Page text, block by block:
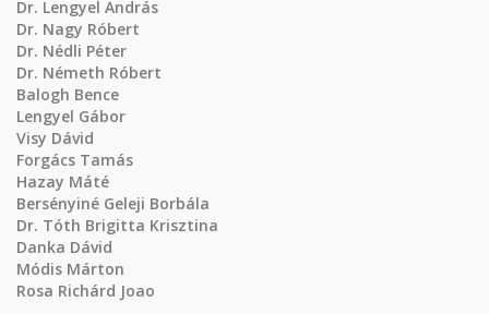
Dr. Lengyel András
Dr. Nagy Róbert
Dr. Nédli Péter
Dr. Németh Róbert
Balogh Bence
Lengyel Gábor
Visy Dávid
Forgács Tamás
Hazay Máté
Bersényiné Geleji Borbála
Dr. Tóth Brigitta Krisztina
Danka Dávid
Módis Márton
Rosa Richárd Joao